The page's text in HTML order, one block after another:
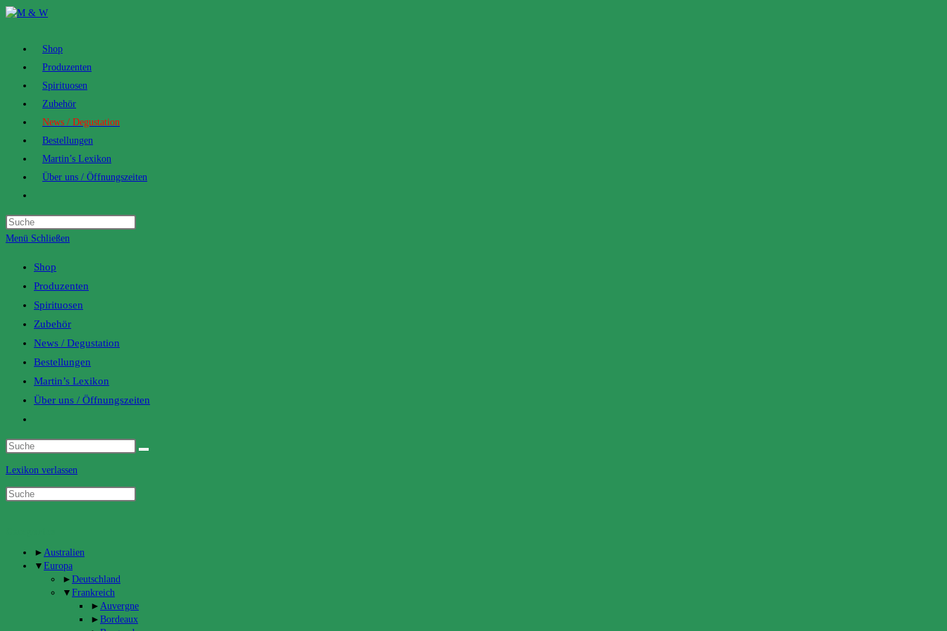
Zum
Shop
Produzenten
Spirituosen
Zubehör
News / Degustation
Bestellungen
Martin’s Lexikon
Über uns / Öffnungszeiten
website
search
Menü Schließen
Shop
Produzenten
Spirituosen
Zubehör
News / Degustation
Bestellungen
Martin’s Lexikon
Über uns / Öffnungszeiten
website
search
Lexikon verlassen
► Australien
▼ Europa
► Deutschland
▼ Frankreich
► Auvergne
► Bordeaux